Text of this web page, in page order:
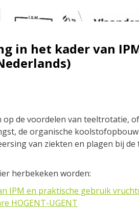
in het kader van
op de voordelen van teeltrotatie,
de organische
van ziekten en plagen bij de
herbekeken worden:
IPM en praktische gebruik
HOGENT-UGENT